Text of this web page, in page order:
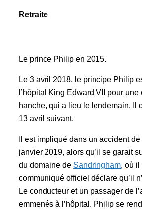
Retraite
Le prince Philip en 2015.
Le 3 avril 2018, le principe Philip
l’hôpital King Edward VII pour
hanche, qui a lieu le lendemain. Il
13 avril suivant.
Il est impliqué dans un accident
janvier 2019, alors qu’il se garait
du domaine de Sandringham, où il
communiqué officiel déclare qu’il
Le conducteur et un passager de
emmenés à l’hôpital. Philip se